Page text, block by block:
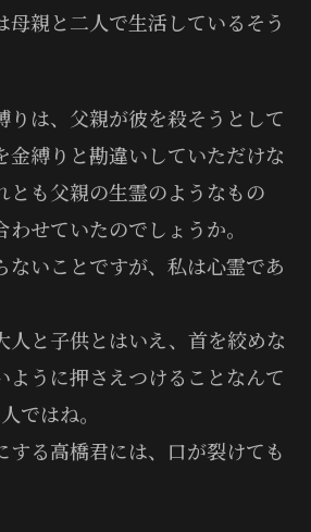
母親と二人で生活しているそう
りは、父親が彼を殺そうとして
金縛りと勘違いしていただけな
とも父親の生霊のようなもの
せていたのでしょうか。
ないことですが、私は心霊であ
人と子供とはいえ、首を絞めな
ように押さえつけることなんて
ではね。
する高橋君には、口が裂けても